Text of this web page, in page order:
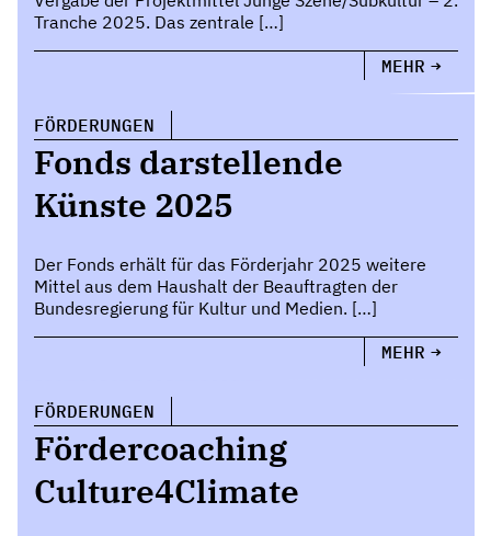
Tranche 2025. Das zentrale […]
MEHR
FÖRDERUNGEN
Fonds darstellende
Künste 2025
Der Fonds erhält für das Förderjahr 2025 weitere
Mittel aus dem Haushalt der Beauftragten der
Bundesregierung für Kultur und Medien. […]
MEHR
FÖRDERUNGEN
Fördercoaching
Culture4Climate